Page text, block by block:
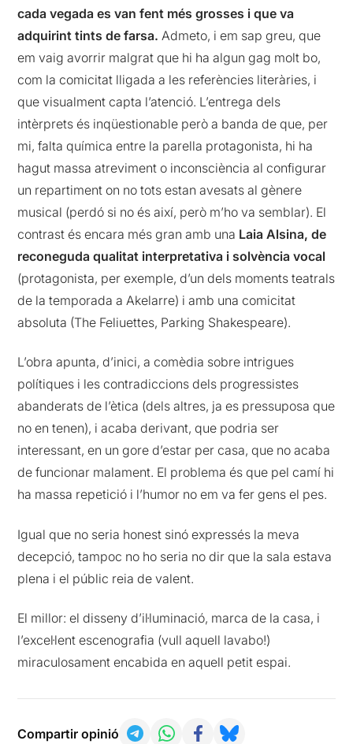
cada vegada es van fent més grosses i que va
adquirint tints de farsa. Admeto, i em sap greu, que
em vaig avorrir malgrat que hi ha algun gag molt bo,
com la comicitat lligada a les referències literàries, i
que visualment capta l’atenció. L’entrega dels
intèrprets és inqüestionable però a banda de que, per
mi, falta química entre la parella protagonista, hi ha
hagut massa atreviment o inconsciència al configurar
un repartiment on no tots estan avesats al gènere
musical (perdó si no és així, però m’ho va semblar). El
contrast és encara més gran amb una Laia Alsina, de
reconeguda qualitat interpretativa i solvència vocal
(protagonista, per exemple, d’un dels moments teatrals
de la temporada a Akelarre) i amb una comicitat
absoluta (The Feliuettes, Parking Shakespeare).
L’obra apunta, d’inici, a comèdia sobre intrigues
polítiques i les contradiccions dels progressistes
abanderats de l’ètica (dels altres, ja es pressuposa que
no en tenen), i acaba derivant, que podria ser
interessant, en un gore d’estar per casa, que no acaba
de funcionar malament. El problema és que pel camí hi
ha massa repetició i l’humor no em va fer gens el pes.
Igual que no seria honest sinó expressés la meva
decepció, tampoc no ho seria no dir que la sala estava
plena i el públic reia de valent.
El millor: el disseny d’il·luminació, marca de la casa, i
l’excel·lent escenografia (vull aquell lavabo!)
miraculosament encabida en aquell petit espai.
Compartir opinió